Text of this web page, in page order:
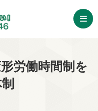
労働時間制を